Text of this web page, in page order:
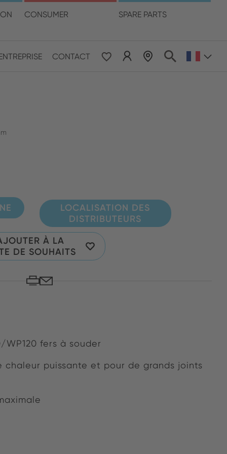
CONSUMER SPARE PARTS
CONTACT
langue
& Pacific
LOCALISATION DES
DISTRIBUTEURS
À LA
DE SOUHAITS
WP120 fers à souder
chaleur puissante et pour de grands joints